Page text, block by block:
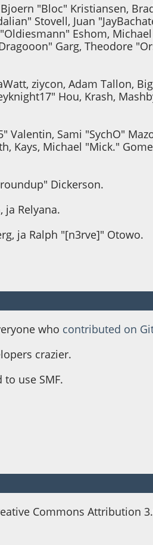
"Bloc" Kristiansen,
Stovell, Juan
Eshom,
Garg, Theodore
ziycon, Adam Tallon,
Hou, Krash,
Valentin, Sami "SychO"
Kays, Michael "Mick."
Dickerson.
ja Relyana.
ja Ralph "[n3rve]" Otowo.
who contributed on
crazier.
use SMF.
Commons Attribution